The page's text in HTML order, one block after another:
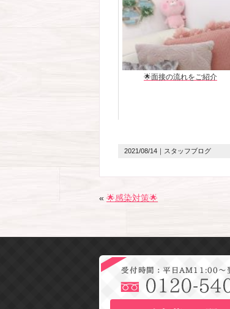
🌟面接の流れをご紹介
2021/08/14 ｜スタッフブログ
« 🌟感染対策🌟